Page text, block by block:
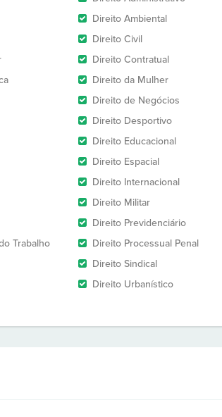
Direito Ambiental
Direito Civil
Direito Contratual
Direito da Mulher
Direito de Negócios
Direito Desportivo
Direito Educacional
Direito Espacial
Direito Internacional
Direito Militar
Direito Previdenciário
Trabalho
Direito Processual Penal
Direito Sindical
Direito Urbanístico